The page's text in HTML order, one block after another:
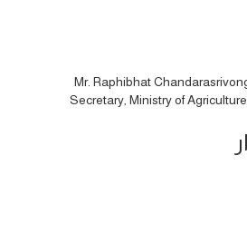
Mr. Raphibhat
Secretary, Ministry of